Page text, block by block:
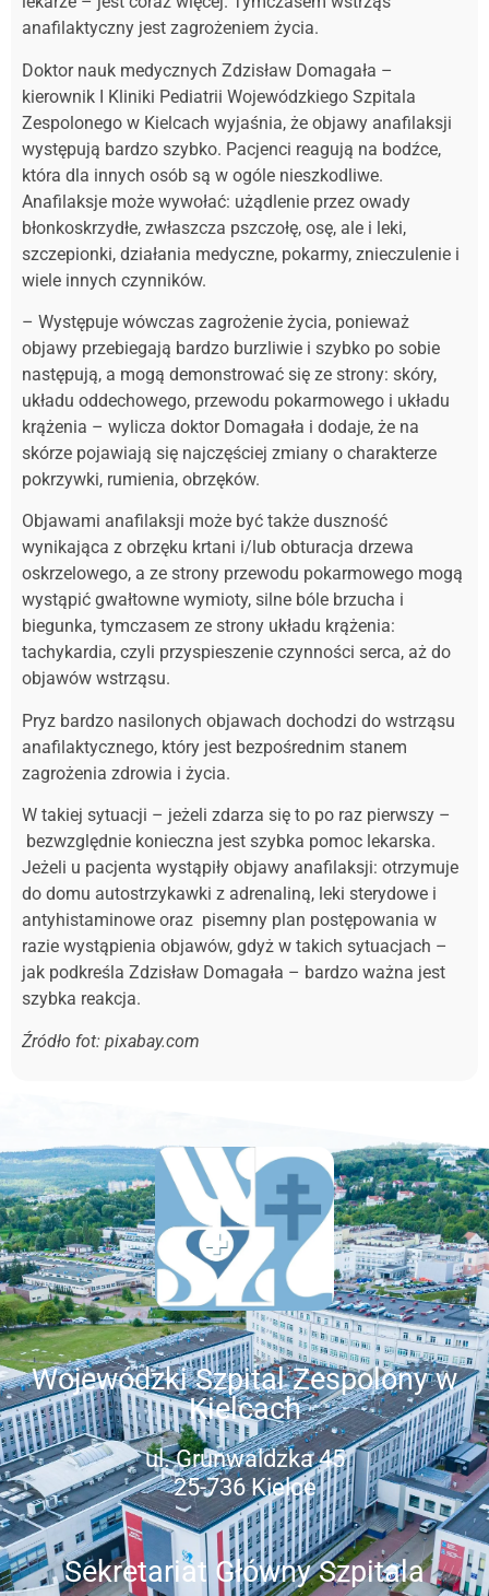
anafilaktyczny jest zagrożeniem życia.
Doktor nauk medycznych Zdzisław Domagała –
kierownik I Kliniki Pediatrii Wojewódzkiego Szpitala
Zespolonego w Kielcach wyjaśnia, że objawy anafilaksji
występują bardzo szybko. Pacjenci reagują na bodźce,
która dla innych osób są w ogóle nieszkodliwe.
Anafilaksje może wywołać: użądlenie przez owady
błonkoskrzydłe, zwłaszcza pszczołę, osę, ale i leki,
szczepionki, działania medyczne, pokarmy, znieczulenie i
wiele innych czynników.
– Występuje wówczas zagrożenie życia, ponieważ
objawy przebiegają bardzo burzliwie i szybko po sobie
następują, a mogą demonstrować się ze strony: skóry,
układu oddechowego, przewodu pokarmowego i układu
krążenia – wylicza doktor Domagała i dodaje, że na
skórze pojawiają się najczęściej zmiany o charakterze
pokrzywki, rumienia, obrzęków.
Objawami anafilaksji może być także duszność
wynikająca z obrzęku krtani i/lub obturacja drzewa
oskrzelowego, a ze strony przewodu pokarmowego mogą
wystąpić gwałtowne wymioty, silne bóle brzucha i
biegunka, tymczasem ze strony układu krążenia:
tachykardia, czyli przyspieszenie czynności serca, aż do
objawów wstrząsu.
Pryz bardzo nasilonych objawach dochodzi do wstrząsu
anafilaktycznego, który jest bezpośrednim stanem
zagrożenia zdrowia i życia.
W takiej sytuacji – jeżeli zdarza się to po raz pierwszy –
bezwzględnie konieczna jest szybka pomoc lekarska.
Jeżeli u pacjenta wystąpiły objawy anafilaksji: otrzymuje
do domu autostrzykawki z adrenaliną, leki sterydowe i
antyhistaminowe oraz pisemny plan postępowania w
razie wystąpienia objawów, gdyż w takich sytuacjach –
jak podkreśla Zdzisław Domagała – bardzo ważna jest
szybka reakcja.
Źródło fot: pixabay.com
Wojewódzki Szpital Zespolony w
Kielcach
ul. Grunwaldzka 45
25-736 Kielce
Sekretariat Główny Szpitala